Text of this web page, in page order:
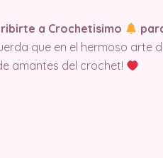
a Crochetisimo
que en el hermoso arte
amantes del crochet!